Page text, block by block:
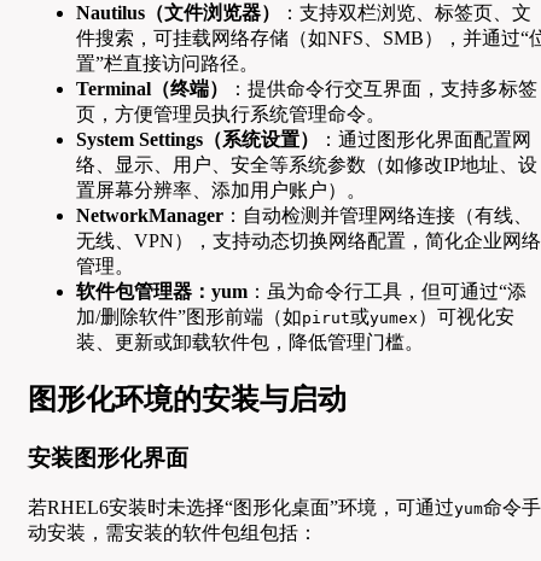
Nautilus（文件浏览器）
：支持双栏浏览、标签页、文
件搜索，可挂载网络存储（如NFS、SMB），并通过“
置”栏直接访问路径。
Terminal（终端）
：提供命令行交互界面，支持多标签
页，方便管理员执行系统管理命令。
System Settings（系统设置）
：通过图形化界面配置网
络、显示、用户、安全等系统参数（如修改IP地址、设
置屏幕分辨率、添加用户账户）。
NetworkManager ：自动检测并管理网络连接（有线、
无线、VPN），支持动态切换网络配置，简化企业网络
管理。
软件包管理器：yum ：虽为命令行工具，但可通过“添
加/删除软件”图形前端（如pirut或yumex ）可视化安
装、更新或卸载软件包，降低管理门槛。
图形化环境的安装与启动
安装图形化界面
若RHEL6安装时未选择“图形化桌面”环境，可通过yum命令手
动安装，需安装的软件包组包括：